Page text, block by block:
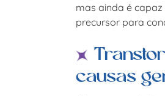
mas ainda é
precursor para
causas